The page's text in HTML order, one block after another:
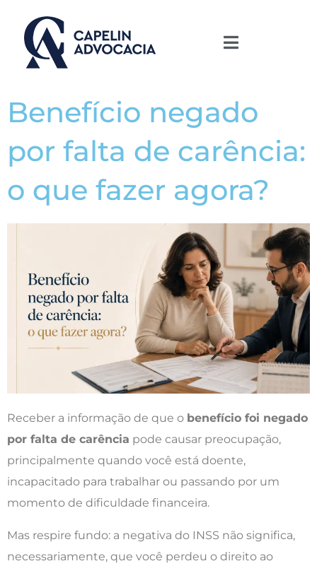
Benefício negado
por falta de carência:
o que fazer agora?
Receber a informação de que o benefício foi negado
por falta de carência pode causar preocupação,
principalmente quando você está doente,
incapacitado para trabalhar ou passando por um
momento de dificuldade financeira.
Mas respire fundo: a negativa do INSS não significa,
necessariamente, que você perdeu o direito ao